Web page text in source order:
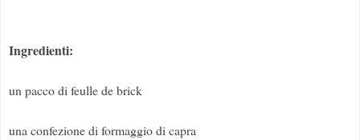
Ingredienti:
un pacco di feulle de brick
una confezione di formaggio di capra